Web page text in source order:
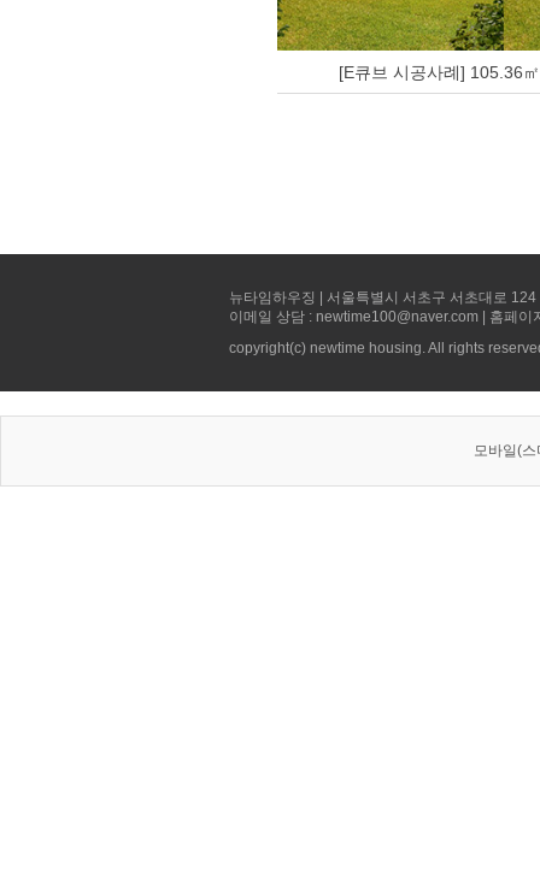
[E큐브 시공사례] 105.36
뉴타임하우징 | 서울특별시 서초구 서초대로
이메일 상담 : newtime100@naver.com | 홈페
copyright(c) newtime housing. All rights
모바일(